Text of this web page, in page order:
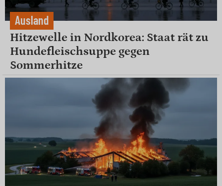
Ausland
Hitzewelle in Nordkorea: Staat rät zu
Hundefleischsuppe gegen
Sommerhitze